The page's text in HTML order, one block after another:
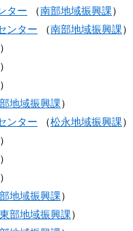
ター （南部地域振興課）
ンター （南部地域振興課）
）
）
）
地域振興課）
ンター （松永地域振興課）
）
）
）
地域振興課）
東部地域振興課）